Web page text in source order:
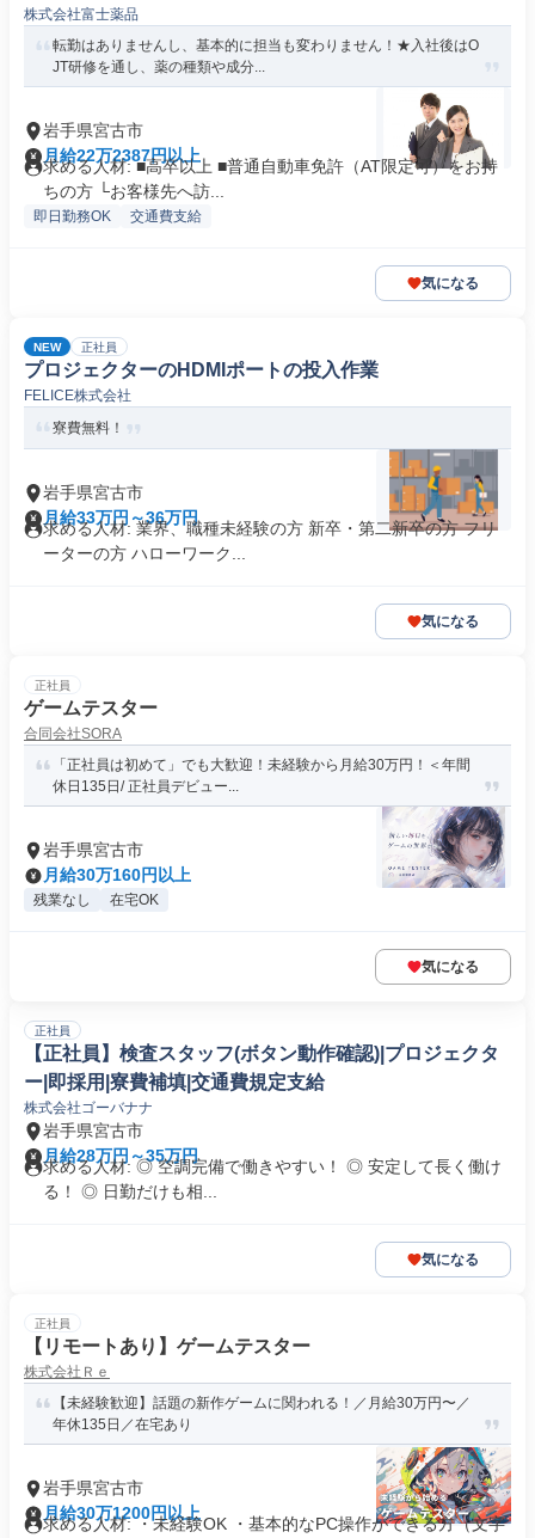
株式会社富士薬品
転勤はありませんし、基本的に担当も変わりません！★入社後はO
JT研修を通し、薬の種類や成分...
岩手県宮古市
月給22万2387円以上
求める人材: ■高卒以上 ■普通自動車免許（AT限定可）をお持
ちの方 └お客様先へ訪...
即日勤務OK 交通費支給
気になる
NEW 正社員
プロジェクターのHDMIポートの投入作業
FELICE株式会社
寮費無料！
岩手県宮古市
月給33万円～36万円
求める人材: 業界、職種未経験の方 新卒・第二新卒の方 フリ
ーターの方 ハローワーク...
気になる
正社員
ゲームテスター
合同会社SORA
「正社員は初めて」でも大歓迎！未経験から月給30万円！＜年間
休日135日/ 正社員デビュー...
岩手県宮古市
月給30万160円以上
残業なし 在宅OK
気になる
正社員
【正社員】検査スタッフ(ボタン動作確認)|プロジェクタ
ー|即採用|寮費補填|交通費規定支給
株式会社ゴーバナナ
岩手県宮古市
月給28万円～35万円
求める人材: ◎ 空調完備で働きやすい！ ◎ 安定して長く働け
る！ ◎ 日勤だけも相...
気になる
正社員
【リモートあり】ゲームテスター
株式会社Ｒｅ
【未経験歓迎】話題の新作ゲームに関われる！／月給30万円〜／
年休135日／在宅あり
岩手県宮古市
月給30万1200円以上
求める人材: ・未経験OK ・基本的なPC操作ができる方（文字